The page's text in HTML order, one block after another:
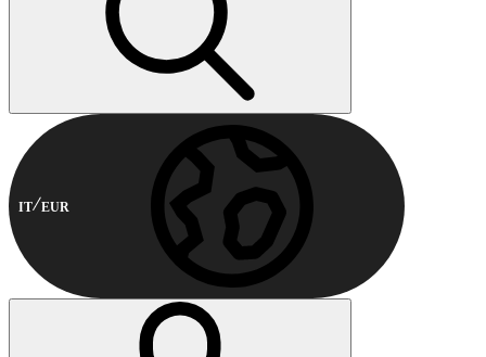
IT EUR